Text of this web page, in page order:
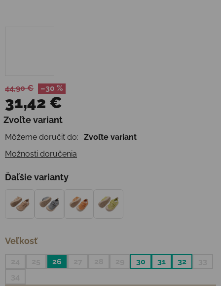
44,90 € –30 %
31,42 €
Jednotková cena:
Zvoľte variant
Môžeme doručiť do:
Zvoľte variant
Možnosti doručenia
Ďaľšie varianty
Veľkosť
26 30 31 32